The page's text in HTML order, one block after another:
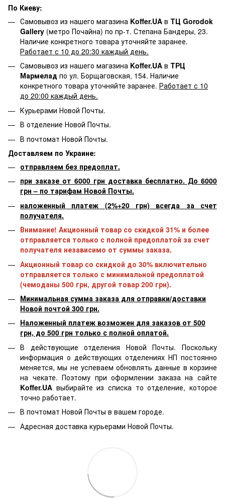
По Киеву:
Самовывоз из нашего магазина Koffer.UA в ТЦ Gorodok
Gallery (метро Почайна) по пр-т. Степана Бандеры, 23.
Наличие конкретного товара уточняйте заранее.
Работает с 10 до 20:30 каждый день.
Самовывоз из нашего магазина Koffer.UA в ТРЦ
Мармелад по ул. Борщаговская, 154. Наличие
конкретного товара уточняйте заранее. Работает с 10
до 20:00 каждый день.
Курьерами Новой Почты.
В отделение Новой Почты.
В почтомат Новой Почты.
Доставляем по Украине:
отправляем без предоплат.
при заказе от 6000 грн доставка бесплатно. До 6000
грн – по тарифам Новой Почты.
наложенный платеж (2%+20 грн) всегда за счет
получателя.
Внимание! Акционный товар со скидкой 31% и более
отправляется только с полной предоплатой за счет
получателя независимо от суммы заказа.
Акционный товар со скидкой до 30% включительно
отправляется только с минимальной предоплатой
(чемоданы 500 грн, другой товар 200 грн).
Минимальная сумма заказа для отправки/доставки
Новой почтой 300 грн.
Наложенный платеж возможен для заказов от 500
грн, до 500 грн только с полной оплатой.
В действующие отделения Новой Почты. Поскольку
информация о действующих отделениях НП постоянно
меняется, мы не успеваем обновлять данные в корзине
на чекате. Поэтому при оформлении заказа на сайте
Koffer.UA выбирайте из списка то отделение, которое
точно работает.
В почтомат Новой Почты в вашем городе.
Адресная доставка курьерами Новой Почты.